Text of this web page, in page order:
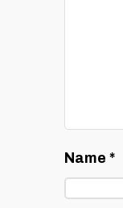
Name *